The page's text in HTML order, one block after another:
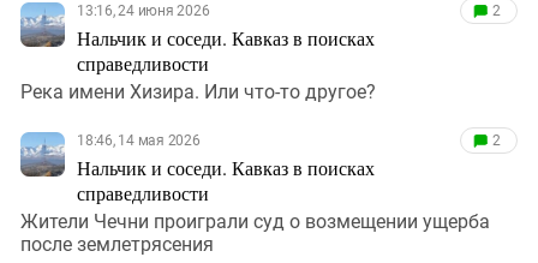
13:16, 24 июня 2026
Нальчик и соседи. Кавказ в поисках
справедливости
2
Река имени Хизира. Или что-то другое?
18:46, 14 мая 2026
Нальчик и соседи. Кавказ в поисках
справедливости
2
Жители Чечни проиграли суд о возмещении ущерба
после землетрясения